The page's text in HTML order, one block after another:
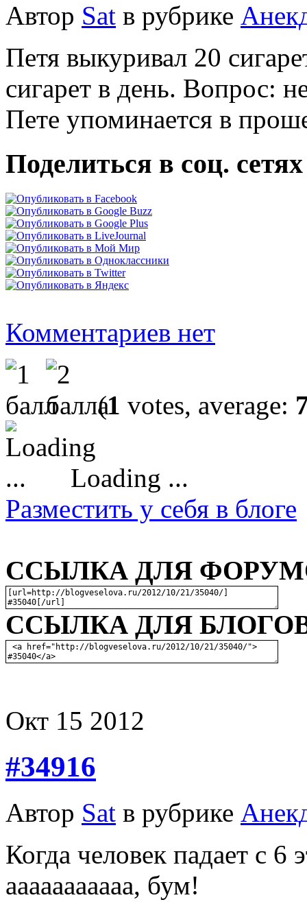
Автор Sat в рубрике
Петя выкуривал 20
сигарет в день. Вопрос:
Пете упоминается в
Поделиться в соц. сетях
Комментариев нет
(1 votes, average:
Loading ...
Разместить у себя в блоге
ССЫЛКА ДЛЯ
ССЫЛКА ДЛЯ БЛОГОВ
Окт 15 2012
#34916
Автор Sat в рубрике
Когда человек падает с 6
ааааааааааа, бум!